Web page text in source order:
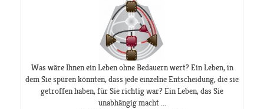
Was wäre Ihnen ein Leben ohne Bedauern wert? Ein Leben, in
dem Sie spüren könnten, dass jede einzelne Entscheidung, die sie
getroffen haben, für Sie richtig war? Ein Leben, das Sie
unabhängig macht ...